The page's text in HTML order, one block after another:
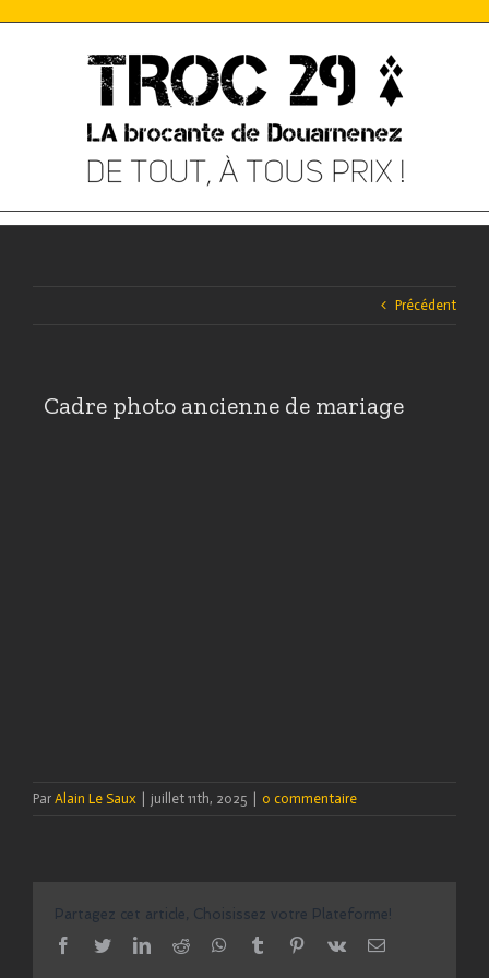
Précédent
Cadre photo ancienne de mariage
Par Alain Le Saux juillet 11th, 2025 0 commentaire
Partagez cet article, Choisissez votre Plateforme!
facebook
twitterlinkedinreddit whatsapptumblr pinterest
vk Email